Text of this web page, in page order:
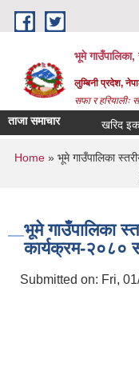
Skip to main content
भूमे गाउँपालिका,
लुम्बिनी प्रदेश,
सफा र हरियालीः
ताजा समाचार खरिद इकाई
You are
Home » भूमे गाउँपालिका
भूमे गाउँपालिका
कार्यक्रम-२०८०
Submitted on: Fri,